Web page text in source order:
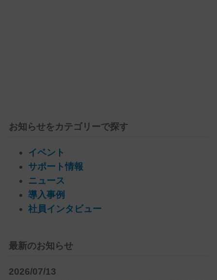
お知らせをカテゴリーで探す
イベント
サポート情報
ニュース
導入事例
社員インタビュー
最新のお知らせ
2026/07/13